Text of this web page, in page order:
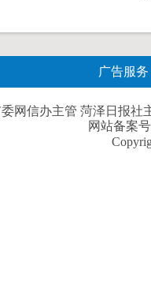
广告服务
网信办主管 菏泽日报社
网站备案